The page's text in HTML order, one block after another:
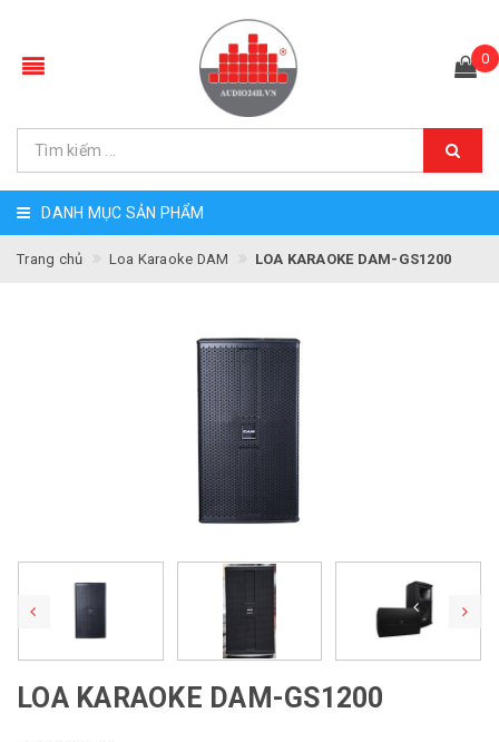
0
DANH MỤC SẢN PHẨM
Trang chủ Loa Karaoke DAM LOA KARAOKE DAM-GS1200
LOA KARAOKE DAM-GS1200